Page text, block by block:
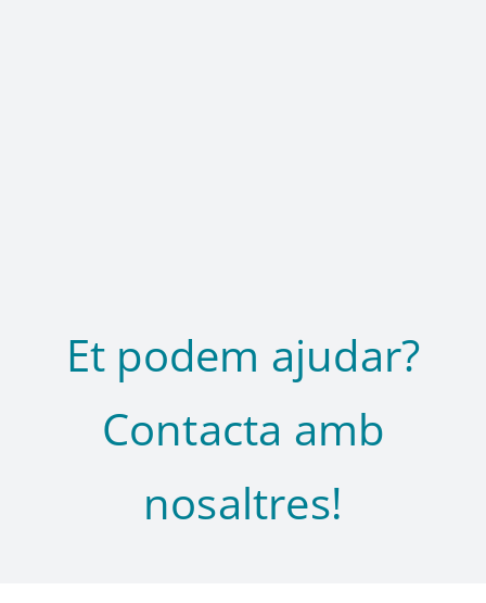
Et podem ajudar?
Contacta amb
nosaltres!